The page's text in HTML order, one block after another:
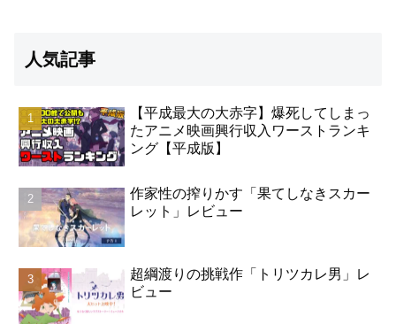
人気記事
【平成最大の大赤字】爆死してしまっ
たアニメ映画興行収入ワーストランキ
ング【平成版】
作家性の搾りかす「果てしなきスカー
レット」レビュー
超綱渡りの挑戦作「トリツカレ男」レ
ビュー